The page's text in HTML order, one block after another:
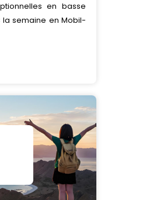
en basse
la semaine en Mobil-